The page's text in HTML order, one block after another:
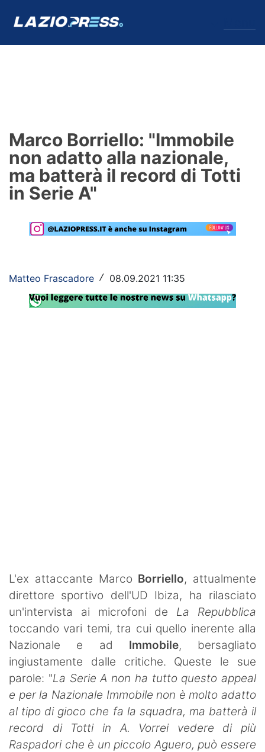
Formello
Infortuni
Primavera
Calciomercato
Rassegna Lazio
Social
Marco Borriello: "Immobile
non adatto alla nazionale,
ma batterà il record di Totti
in Serie A"
Matteo Frascadore / 08.09.2021 11:35
L'ex attaccante Marco Borriello, attualmente
direttore sportivo dell'UD Ibiza, ha rilasciato
un'intervista ai microfoni de La Repubblica
toccando vari temi, tra cui quello inerente alla
Nazionale e ad Immobile, bersagliato
ingiustamente dalle critiche. Queste le sue
parole: "La Serie A non ha tutto questo appeal
e per la Nazionale Immobile non è molto adatto
al tipo di gioco che fa la squadra, ma batterà il
record di Totti in A. Vorrei vedere di più
Raspadori che è un piccolo Aguero, può essere